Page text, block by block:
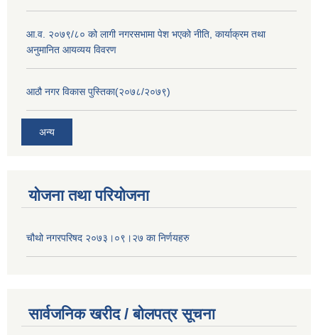
आ.व. २०७९/८० को लागी नगरसभामा पेश भएको नीति, कार्याक्रम तथा
अनुमानित आयव्यय विवरण
आठौ नगर विकास पुस्तिका(२०७८/२०७९)
अन्य
योजना तथा परियोजना
चौथो नगरपरिषद २०७३।०९।२७ का निर्णयहरु
सार्वजनिक खरीद / बोलपत्र सूचना